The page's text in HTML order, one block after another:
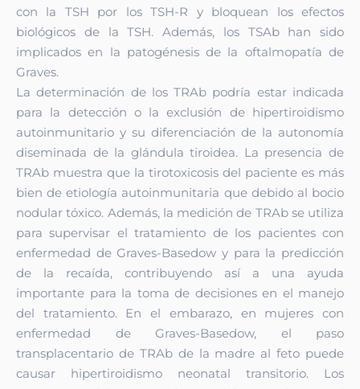
con la TSH por los TSH-R y bloquean los efectos
biológicos de la TSH. Además, los TSAb han sido
implicados en la patogénesis de la oftalmopatía de
Graves.
La determinación de los TRAb podría estar indicada
para la detección o la exclusión de hipertiroidismo
autoinmunitario y su diferenciación de la autonomía
diseminada de la glándula tiroidea. La presencia de
TRAb muestra que la tirotoxicosis del paciente es más
bien de etiología autoinmunitaria que debido al bocio
nodular tóxico. Además, la medición de TRAb se utiliza
para supervisar el tratamiento de los pacientes con
enfermedad de Graves-Basedow y para la predicción
de la recaída, contribuyendo así a una ayuda
importante para la toma de decisiones en el manejo
del tratamiento. En el embarazo, en mujeres con
enfermedad de Graves-Basedow, el paso
transplacentario de TRAb de la madre al feto puede
causar hipertiroidismo neonatal transitorio. Los